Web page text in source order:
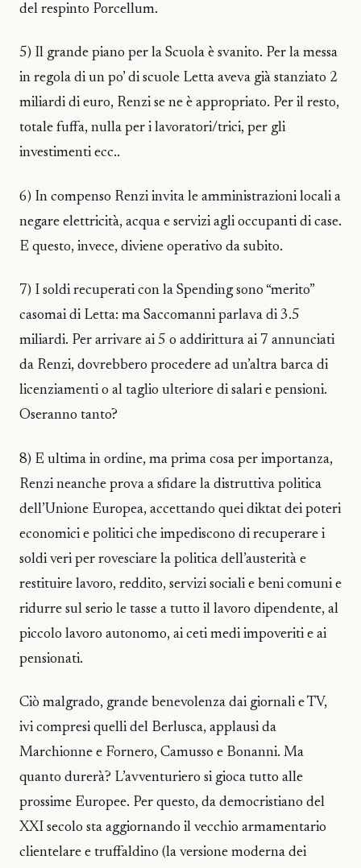
del respinto Porcellum.
5) Il grande piano per la Scuola è svanito. Per la messa
in regola di un po’ di scuole Letta aveva già stanziato 2
miliardi di euro, Renzi se ne è appropriato. Per il resto,
totale fuffa, nulla per i lavoratori/trici, per gli
investimenti ecc..
6) In compenso Renzi invita le amministrazioni locali a
negare elettricità, acqua e servizi agli occupanti di case.
E questo, invece, diviene operativo da subito.
7) I soldi recuperati con la Spending sono “merito”
casomai di Letta: ma Saccomanni parlava di 3.5
miliardi. Per arrivare ai 5 o addirittura ai 7 annunciati
da Renzi, dovrebbero procedere ad un’altra barca di
licenziamenti o al taglio ulteriore di salari e pensioni.
Oseranno tanto?
8) E ultima in ordine, ma prima cosa per importanza,
Renzi neanche prova a sfidare la distruttiva politica
dell’Unione Europea, accettando quei diktat dei poteri
economici e politici che impediscono di recuperare i
soldi veri per rovesciare la politica dell’austerità e
restituire lavoro, reddito, servizi sociali e beni comuni e
ridurre sul serio le tasse a tutto il lavoro dipendente, al
piccolo lavoro autonomo, ai ceti medi impoveriti e ai
pensionati.
Ciò malgrado, grande benevolenza dai giornali e TV,
ivi compresi quelli del Berlusca, applausi da
Marchionne e Fornero, Camusso e Bonanni. Ma
quanto durerà? L’avventuriero si gioca tutto alle
prossime Europee. Per questo, da democristiano del
XXI secolo sta aggiornando il vecchio armamentario
clientelare e truffaldino (la versione moderna dei